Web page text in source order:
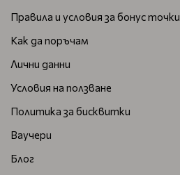
Правила и условия за бонус точки
Как да поръчам
Лични данни
Условия на ползване
Политика за бисквитки
Ваучери
Блог